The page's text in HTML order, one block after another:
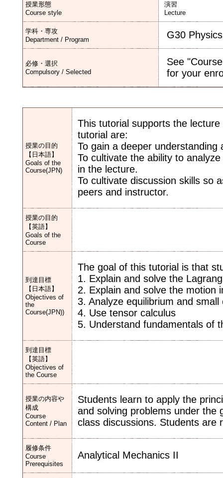
授業形態
Course style
演習
Lecture
学科・専攻
Department / Program
G30 Physics
必修・選択
Compulsory / Selected
See
for your
授業の目的
【日本語】
Goals of the
Course(JPN)
This tutorial supports the
tutorial are:
To gain a deeper
To cultivate the ability to
in the lecture.
To cultivate discussion skills so
peers and instructor.
授業の目的
【英語】
Goals of the
Course
到達目標
【日本語】
Objectives of
the
Course(JPN))
The goal of this tutorial is that
1. Explain and solve the
2. Explain and solve the motion
3. Analyze equilibrium and small
4. Use tensor calculus
5. Understand fundamentals of
到達目標
【英語】
Objectives of
the Course
授業の内容や
構成
Course
Content / Plan
Students learn to apply the
and solving problems under the
class discussions. Students are
履修条件
Course
Prerequisites
Analytical Mechanics II